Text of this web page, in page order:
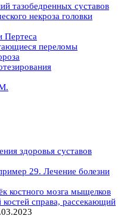
тазобедренных суставов
некроза головки
Пертеса
переломы
здоровья суставов
29. Лечение болезни
костного мозга мыщелков
справа, рассекающий